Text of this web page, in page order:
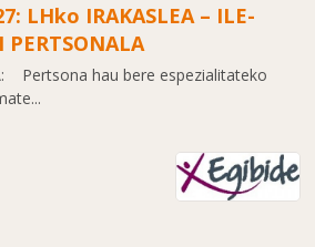
LHko IRAKASLEA – ILE-
Pertsona hau bere espezialitateko